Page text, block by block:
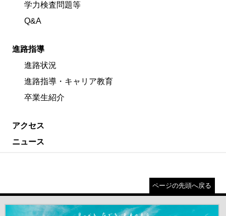
学力検査問題等
Q&A
進路指導
進路状況
進路指導・キャリア教育
卒業生紹介
アクセス
ニュース
ページの先頭へ戻る
＃だから都立高（別ウインドウが開きます）